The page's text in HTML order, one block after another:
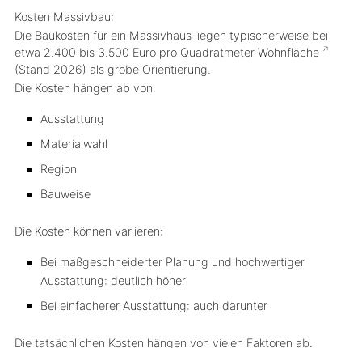
Kosten Massivbau:
Die Baukosten für ein Massivhaus liegen typischerweise bei
etwa 2.400 bis 3.500 Euro pro Quadratmeter Wohnfläche
(Stand 2026) als grobe Orientierung.
Die Kosten hängen ab von:
Ausstattung
Materialwahl
Region
Bauweise
Die Kosten können variieren:
Bei maßgeschneiderter Planung und hochwertiger
Ausstattung: deutlich höher
Bei einfacherer Ausstattung: auch darunter
Die tatsächlichen Kosten hängen von vielen Faktoren ab.